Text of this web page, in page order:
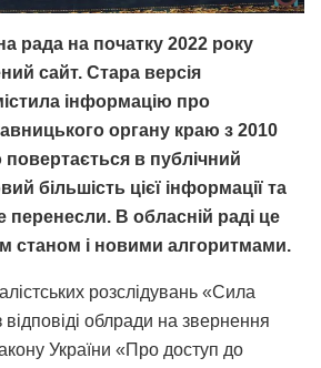
рада на початку 2022 року
сайт. Стара версія
інформацію про
органу краю з 2010
повертається в публічний
більшість цієї інформації та
перенесли. В обласній раді це
станом і новими алгоритмами.
розслідувань «Сила
відповіді облради на звернення
України «Про доступ до